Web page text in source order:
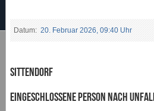
Datum: 20. Februar 2026, 09:40 Uhr
Sittendorf
Eingeschlossene Person nach